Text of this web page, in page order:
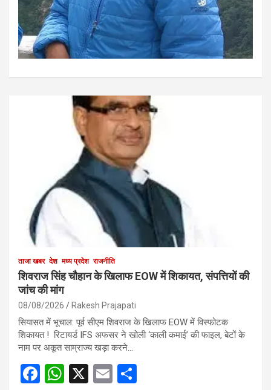
ताजा खबर देश मध्य प्रदेश राजनीति
शिवराज सिंह चौहान के खिलाफ EOW में शिकायत, संपत्तियों की
जांच की मांग
08/08/2026 Rakesh Prajapati
सियासत में भूचाल: पूर्व सीएम शिवराज के खिलाफ EOW में विस्फोटक
शिकायत ! रिटायर्ड IFS अफसर ने खोली ‘काली कमाई’ की फाइल, बेटों के
नाम पर अकूत साम्राज्य खड़ा करने…
F
W X
E